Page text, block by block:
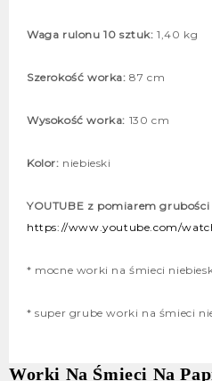
Waga rulonu 10 sztuk: 1,40 kg
Szerokość worka: 87 cm
Wysokość worka: 130 cm
Kolor: niebieski
YOUTUBE z pomiarem
https://www.youtube.com/
* mocne worki na śmieci
* super grube worki na śmieci
Worki Na Śmieci Na